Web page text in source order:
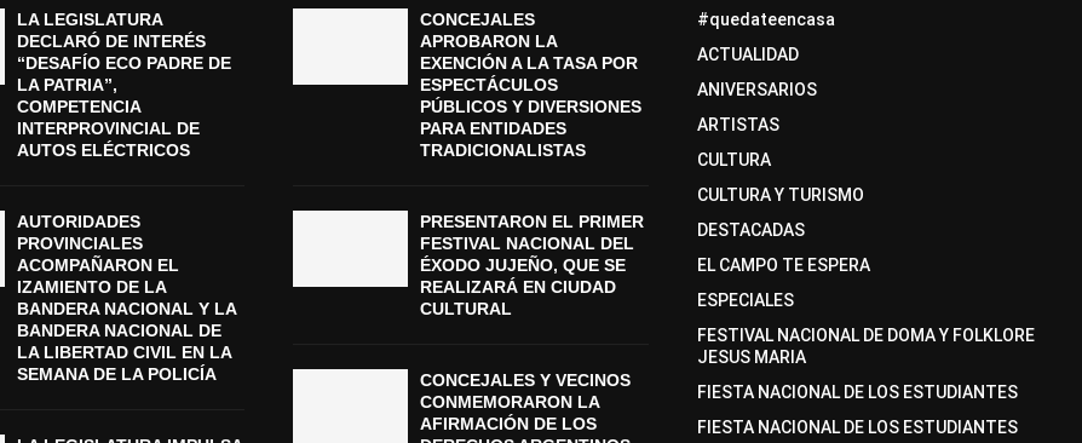
LA LEGISLATURA
DECLARÓ DE INTERÉS
“DESAFÍO ECO PADRE DE
LA PATRIA”,
COMPETENCIA
INTERPROVINCIAL DE
AUTOS ELÉCTRICOS
AUTORIDADES
PROVINCIALES
ACOMPAÑARON EL
IZAMIENTO DE LA
BANDERA NACIONAL Y LA
BANDERA NACIONAL DE
LA LIBERTAD CIVIL EN LA
SEMANA DE LA POLICÍA
CONCEJALES
APROBARON LA
EXENCIÓN A LA TASA POR
ESPECTÁCULOS
PÚBLICOS Y DIVERSIONES
PARA ENTIDADES
TRADICIONALISTAS
PRESENTARON EL PRIMER
FESTIVAL NACIONAL DEL
ÉXODO JUJEÑO, QUE SE
REALIZARÁ EN CIUDAD
CULTURAL
CONCEJALES Y VECINOS
CONMEMORARON LA
AFIRMACIÓN DE LOS
#quedateencasa
ACTUALIDAD
ANIVERSARIOS
ARTISTAS
CULTURA
CULTURA Y TURISMO
DESTACADAS
EL CAMPO TE ESPERA
ESPECIALES
FESTIVAL NACIONAL DE DOMA Y FOLKLORE
JESUS MARIA
FIESTA NACIONAL DE LOS ESTUDIANTES
FIESTA NACIONAL DE LOS ESTUDIANTES